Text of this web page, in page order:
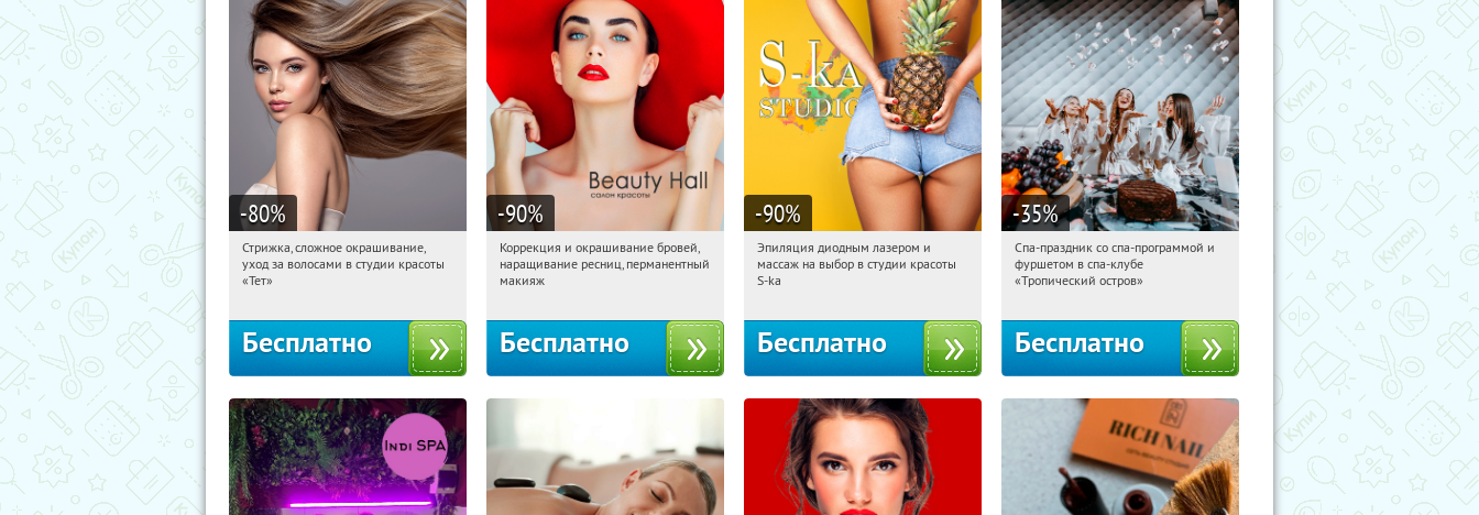
-80%
01:27:57 Получили:
Чистые пруды
Стрижка, сложное окрашивание,
уход за волосами в студии красоты
«Тет»
Бесплатно
-90%
01:27:57 Получили:
Нахимовский проспект
Коррекция и окрашивание бровей,
наращивание ресниц, перманентный
макияж
Бесплатно
-90%
01:27:57 Получили:
Таганская
Эпиляция диодным лазером и
массаж на выбор в студии красоты
S-ka
Бесплатно
-35%
01:27:57 Получили:
Улица 1905 года
Спа-праздник со спа-программой и
фуршетом в спа-клубе
«Тропический остров»
Бесплатно